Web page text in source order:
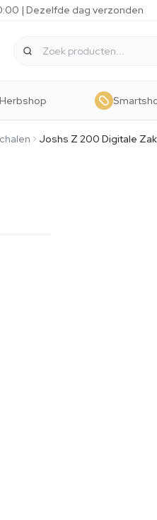
| Dezelfde dag verzonden
Herbshop
Joshs Z 200 Digitale